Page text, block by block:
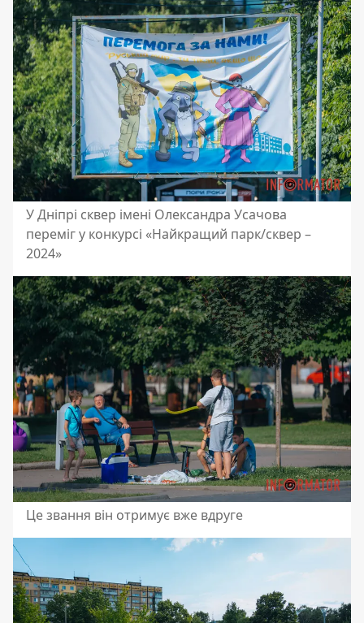
У Дніпрі сквер імені Олександра Усачова
переміг у конкурсі «Найкращий парк/сквер –
2024»
Це звання він отримує вже вдруге